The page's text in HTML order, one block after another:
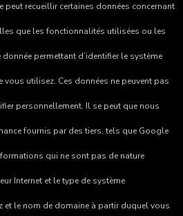
peut recueillir certaines données concernant
que les fonctionnalités utilisées ou les
permettant d’identifier le système
vous utilisez. Ces données ne peuvent pas
personnellement. Il se peut que nous
fournis par des tiers, tels que Google
qui ne sont pas de nature
Internet et le type de système
et le nom de domaine à partir duquel vous